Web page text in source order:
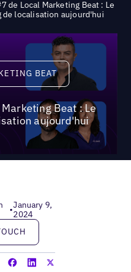
de Local Marketing Beat : Le
de localisation aujourd'hui
Marketing Beat
BEAT
Beat : Le
aujourd'hui
•January 9,
2024